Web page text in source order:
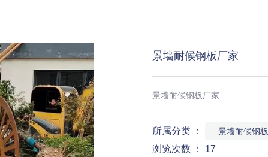
景墙耐候钢板厂家
景墙耐候钢板厂家
所属分类 ： 景墙耐候钢板
浏览次数 ： 17